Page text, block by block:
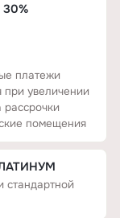
30%
платежи
при увеличении
помещения
стандартной